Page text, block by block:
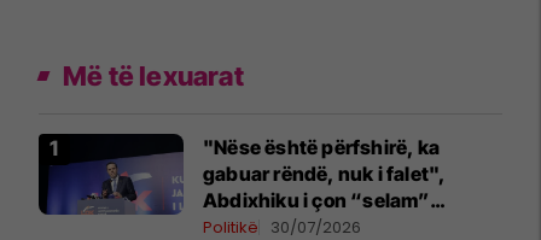
Më të lexuarat
"Nëse është përfshirë, ka
gabuar rëndë, nuk i falet",
Abdixhiku i çon “selam”
Përparim Ramës
Politikë 30/07/2026